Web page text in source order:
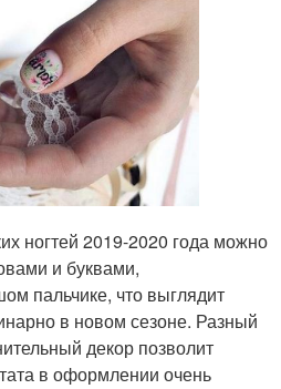
ногтей 2019-2020 года можно
и буквами,
пальчике, что выглядит
в новом сезоне. Разный
декор позволит
в оформлении очень